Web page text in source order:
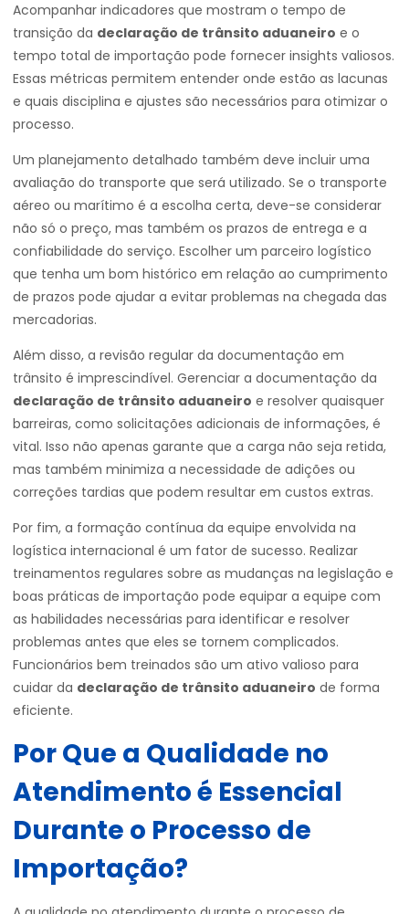
Acompanhar indicadores que mostram o tempo de
transição da declaração de trânsito aduaneiro e o
tempo total de importação pode fornecer insights valiosos.
Essas métricas permitem entender onde estão as lacunas
e quais disciplina e ajustes são necessários para otimizar o
processo.
Um planejamento detalhado também deve incluir uma
avaliação do transporte que será utilizado. Se o transporte
aéreo ou marítimo é a escolha certa, deve-se considerar
não só o preço, mas também os prazos de entrega e a
confiabilidade do serviço. Escolher um parceiro logístico
que tenha um bom histórico em relação ao cumprimento
de prazos pode ajudar a evitar problemas na chegada das
mercadorias.
Além disso, a revisão regular da documentação em
trânsito é imprescindível. Gerenciar a documentação da
declaração de trânsito aduaneiro e resolver quaisquer
barreiras, como solicitações adicionais de informações, é
vital. Isso não apenas garante que a carga não seja retida,
mas também minimiza a necessidade de adições ou
correções tardias que podem resultar em custos extras.
Por fim, a formação contínua da equipe envolvida na
logística internacional é um fator de sucesso. Realizar
treinamentos regulares sobre as mudanças na legislação e
boas práticas de importação pode equipar a equipe com
as habilidades necessárias para identificar e resolver
problemas antes que eles se tornem complicados.
Funcionários bem treinados são um ativo valioso para
cuidar da declaração de trânsito aduaneiro de forma
eficiente.
Por Que a Qualidade no
Atendimento é Essencial
Durante o Processo de
Importação?